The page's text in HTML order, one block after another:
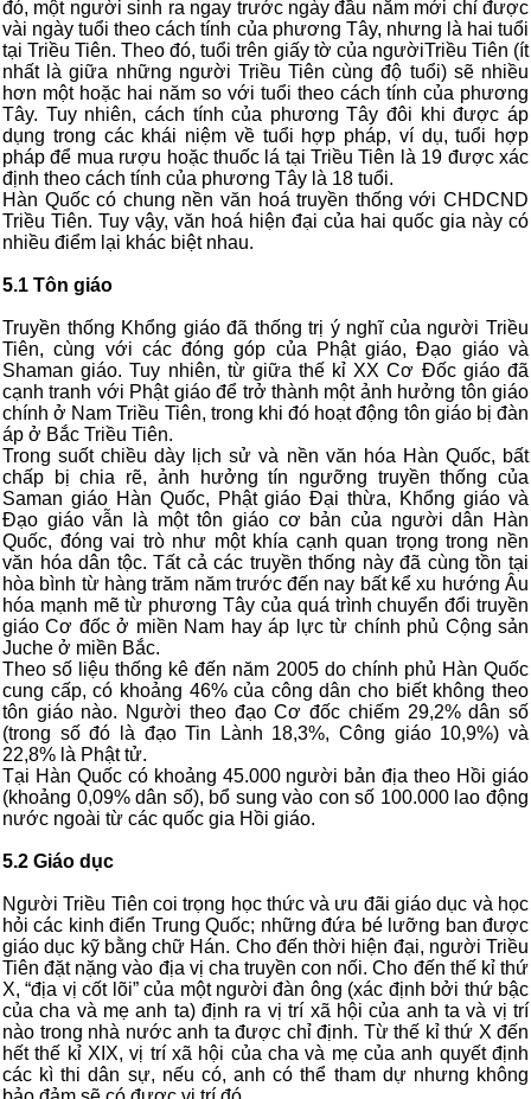
đó, một người sinh ra ngay trước ngày đầu năm mới chỉ được
vài ngày tuổi theo cách tính của phương Tây, nhưng là hai tuổi
tại Triều Tiên. Theo đó, tuổi trên giấy tờ của ngườiTriều Tiên (ít
nhất là giữa những người Triều Tiên cùng độ tuổi) sẽ nhiều
hơn một hoặc hai năm so với tuổi theo cách tính của phương
Tây. Tuy nhiên, cách tính của phương Tây đôi khi được áp
dụng trong các khái niệm về tuổi hợp pháp, ví dụ, tuổi hợp
pháp để mua rượu hoặc thuốc lá tại Triều Tiên là 19 được xác
định theo cách tính của phương Tây là 18 tuổi.
Hàn Quốc có chung nền văn hoá truyền thống với CHDCND
Triều Tiên. Tuy vậy, văn hoá hiện đại của hai quốc gia này có
nhiều điểm lại khác biệt nhau.
5.1 Tôn giáo
Truyền thống Khổng giáo đã thống trị ý nghĩ của người Triều
Tiên, cùng với các đóng góp của Phật giáo, Đạo giáo và
Shaman giáo. Tuy nhiên, từ giữa thế kỉ XX Cơ Đốc giáo đã
cạnh tranh với Phật giáo để trở thành một ảnh hưởng tôn giáo
chính ở Nam Triều Tiên, trong khi đó hoạt động tôn giáo bị đàn
áp ở Bắc Triều Tiên.
Trong suốt chiều dày lịch sử và nền văn hóa Hàn Quốc, bất
chấp bị chia rẽ, ảnh hưởng tín ngưỡng truyền thống của
Saman giáo Hàn Quốc, Phật giáo Đại thừa, Khổng giáo và
Đạo giáo vẫn là một tôn giáo cơ bản của người dân Hàn
Quốc, đóng vai trò như một khía cạnh quan trọng trong nền
văn hóa dân tộc. Tất cả các truyền thống này đã cùng tồn tại
hòa bình từ hàng trăm năm trước đến nay bất kể xu hướng Âu
hóa mạnh mẽ từ phương Tây của quá trình chuyển đổi truyền
giáo Cơ đốc ở miền Nam hay áp lực từ chính phủ Cộng sản
Juche ở miền Bắc.
Theo số liệu thống kê đến năm 2005 do chính phủ Hàn Quốc
cung cấp, có khoảng 46% của công dân cho biết không theo
tôn giáo nào. Người theo đạo Cơ đốc chiếm 29,2% dân số
(trong số đó là đạo Tin Lành 18,3%, Công giáo 10,9%) và
22,8% là Phật tử.
Tại Hàn Quốc có khoảng 45.000 người bản địa theo Hồi giáo
(khoảng 0,09% dân số), bổ sung vào con số 100.000 lao động
nước ngoài từ các quốc gia Hồi giáo.
5.2 Giáo dục
Người Triều Tiên coi trọng học thức và ưu đãi giáo dục và học
hỏi các kinh điển Trung Quốc; những đứa bé lưỡng ban được
giáo dục kỹ bằng chữ Hán. Cho đến thời hiện đại, người Triều
Tiên đặt nặng vào địa vị cha truyền con nối. Cho đến thế kỉ thứ
X, “địa vị cốt lõi” của một người đàn ông (xác định bởi thứ bậc
của cha và mẹ anh ta) định ra vị trí xã hội của anh ta và vị trí
nào trong nhà nước anh ta được chỉ định. Từ thế kỉ thứ X đến
hết thế kỉ XIX, vị trí xã hội của cha và mẹ của anh quyết định
các kì thi dân sự, nếu có, anh có thể tham dự nhưng không